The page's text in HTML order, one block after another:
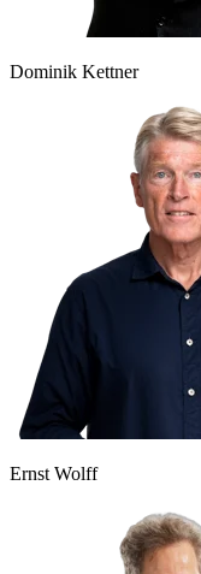
Dominik Kettner
Ernst Wolff